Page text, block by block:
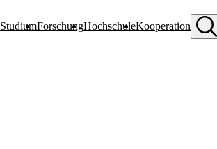
StudiumForschungHochschuleKooperation